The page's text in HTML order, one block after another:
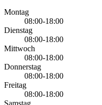
Montag
08:00-18:00
Dienstag
08:00-18:00
Mittwoch
08:00-18:00
Donnerstag
08:00-18:00
Freitag
08:00-18:00